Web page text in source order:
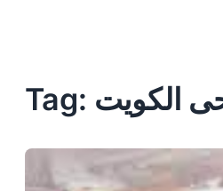
Tag: الكويت